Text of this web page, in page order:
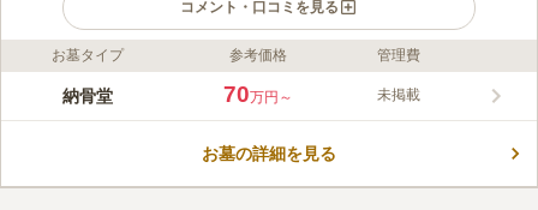
コメント・口コミを見る
ライフドット編集部のコメント
大空閣寺は、東京都における唯一の虚空蔵霊場で、丑年・寅年生
います。 屋内型なので天候を気にすることなくお参りすること
お墓タイプ 参考価格 管理費
納骨堂 70万円～ 未掲載
お墓の詳細を見る